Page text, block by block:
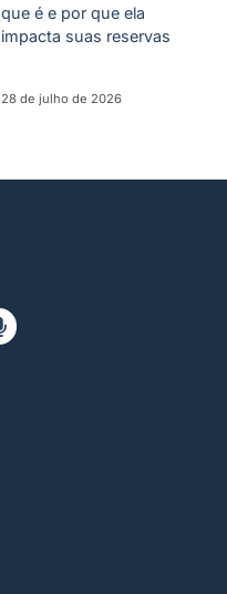
que é e por que ela
impacta suas reservas
28 de julho de 2026